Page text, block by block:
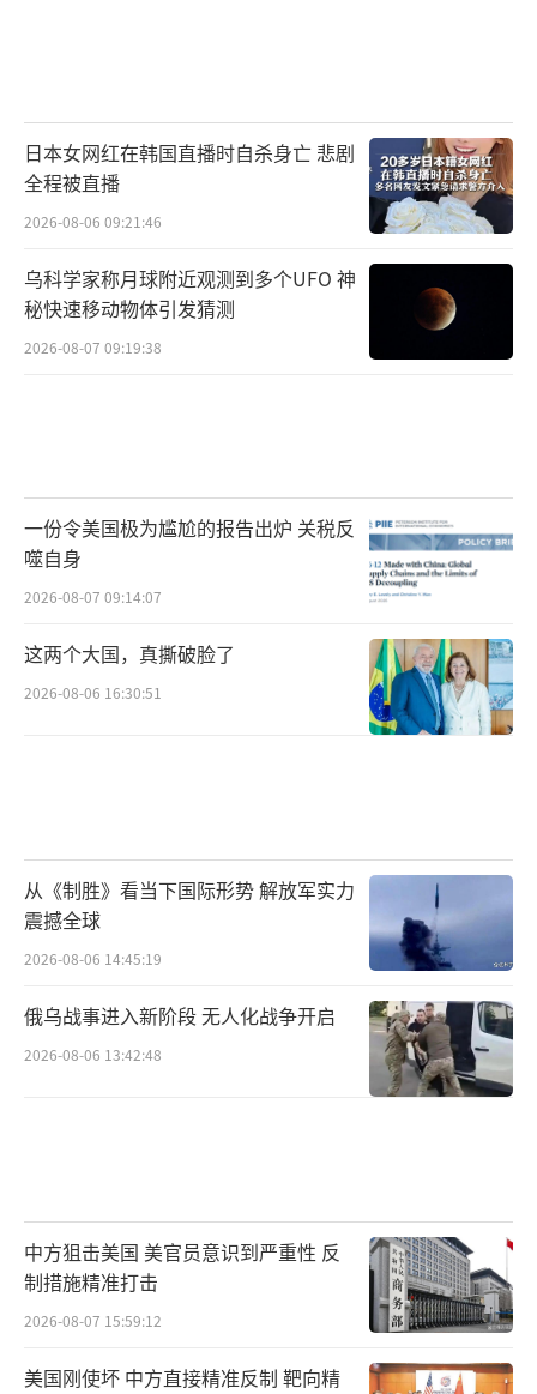
日本女网红在韩国直播时自杀身亡 悲剧
全程被直播
2026-08-06 09:21:46
乌科学家称月球附近观测到多个UFO 神
秘快速移动物体引发猜测
2026-08-07 09:19:38
一份令美国极为尴尬的报告出炉 关税反
噬自身
2026-08-07 09:14:07
这两个大国，真撕破脸了
2026-08-06 16:30:51
从《制胜》看当下国际形势 解放军实力
震撼全球
2026-08-06 14:45:19
俄乌战事进入新阶段 无人化战争开启
2026-08-06 13:42:48
中方狙击美国 美官员意识到严重性 反
制措施精准打击
2026-08-07 15:59:12
美国刚使坏 中方直接精准反制 靶向精